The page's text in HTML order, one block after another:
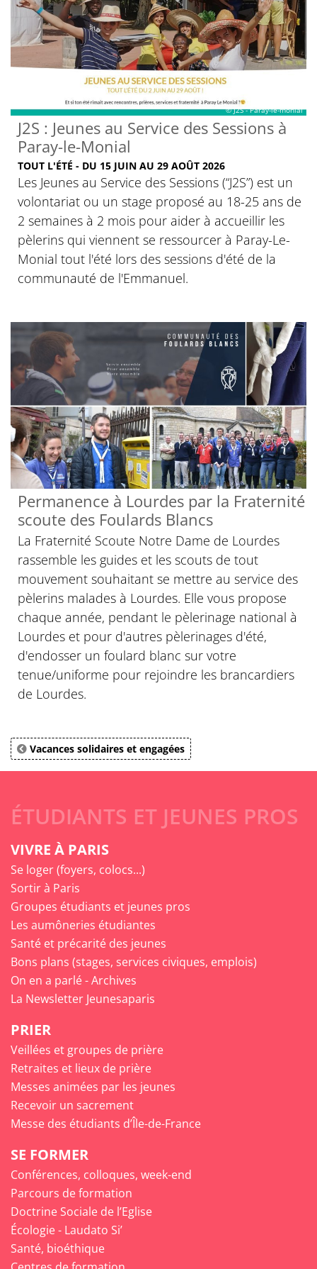
© J2S - Paray-le-monial
J2S : Jeunes au Service des Sessions à
Paray-le-Monial
TOUT L'ÉTÉ - DU 15 JUIN AU 29 AOÛT 2026
Les Jeunes au Service des Sessions (“J2S”) est un
volontariat ou un stage proposé au 18-25 ans de
2 semaines à 2 mois pour aider à accueillir les
pèlerins qui viennent se ressourcer à Paray-Le-
Monial tout l'été lors des sessions d'été de la
communauté de l'Emmanuel.
Permanence à Lourdes par la Fraternité
scoute des Foulards Blancs
La Fraternité Scoute Notre Dame de Lourdes
rassemble les guides et les scouts de tout
mouvement souhaitant se mettre au service des
pèlerins malades à Lourdes. Elle vous propose
chaque année, pendant le pèlerinage national à
Lourdes et pour d'autres pèlerinages d'été,
d'endosser un foulard blanc sur votre
tenue/uniforme pour rejoindre les brancardiers
de Lourdes.
Vacances solidaires et engagées
ÉTUDIANTS ET JEUNES PROS
VIVRE À PARIS
Se loger (foyers, colocs...)
Sortir à Paris
Groupes étudiants et jeunes pros
Les aumôneries étudiantes
Santé et précarité des jeunes
Bons plans (stages, services civiques, emplois)
On en a parlé - Archives
La Newsletter Jeunesaparis
PRIER
Veillées et groupes de prière
Retraites et lieux de prière
Messes animées par les jeunes
Recevoir un sacrement
Messe des étudiants d’Île-de-France
SE FORMER
Conférences, colloques, week-end
Parcours de formation
Doctrine Sociale de l’Eglise
Écologie - Laudato Si’
Santé, bioéthique